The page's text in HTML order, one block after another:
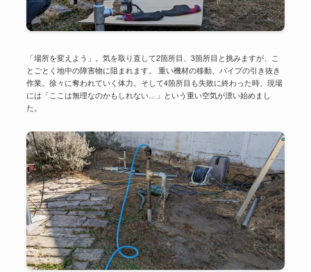
「場所を変えよう」。気を取り直して2箇所目、3箇所目と挑みますが、こ
とごとく地中の障害物に阻まれます。 重い機材の移動、パイプの引き抜き
作業。徐々に奪われていく体力。そして4箇所目も失敗に終わった時、現場
には「ここは無理なのかもしれない…」という重い空気が漂い始めまし
た。